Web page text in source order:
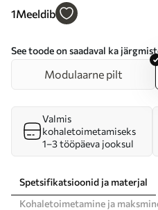
1Meeldib
See toode on saadaval ka
Modulaarne pilt
Valmis
kohaletoimetamiseks
1–3 tööpäeva jooksul
Spetsifikatsioonid ja materjal
Kohaletoimetamine ja